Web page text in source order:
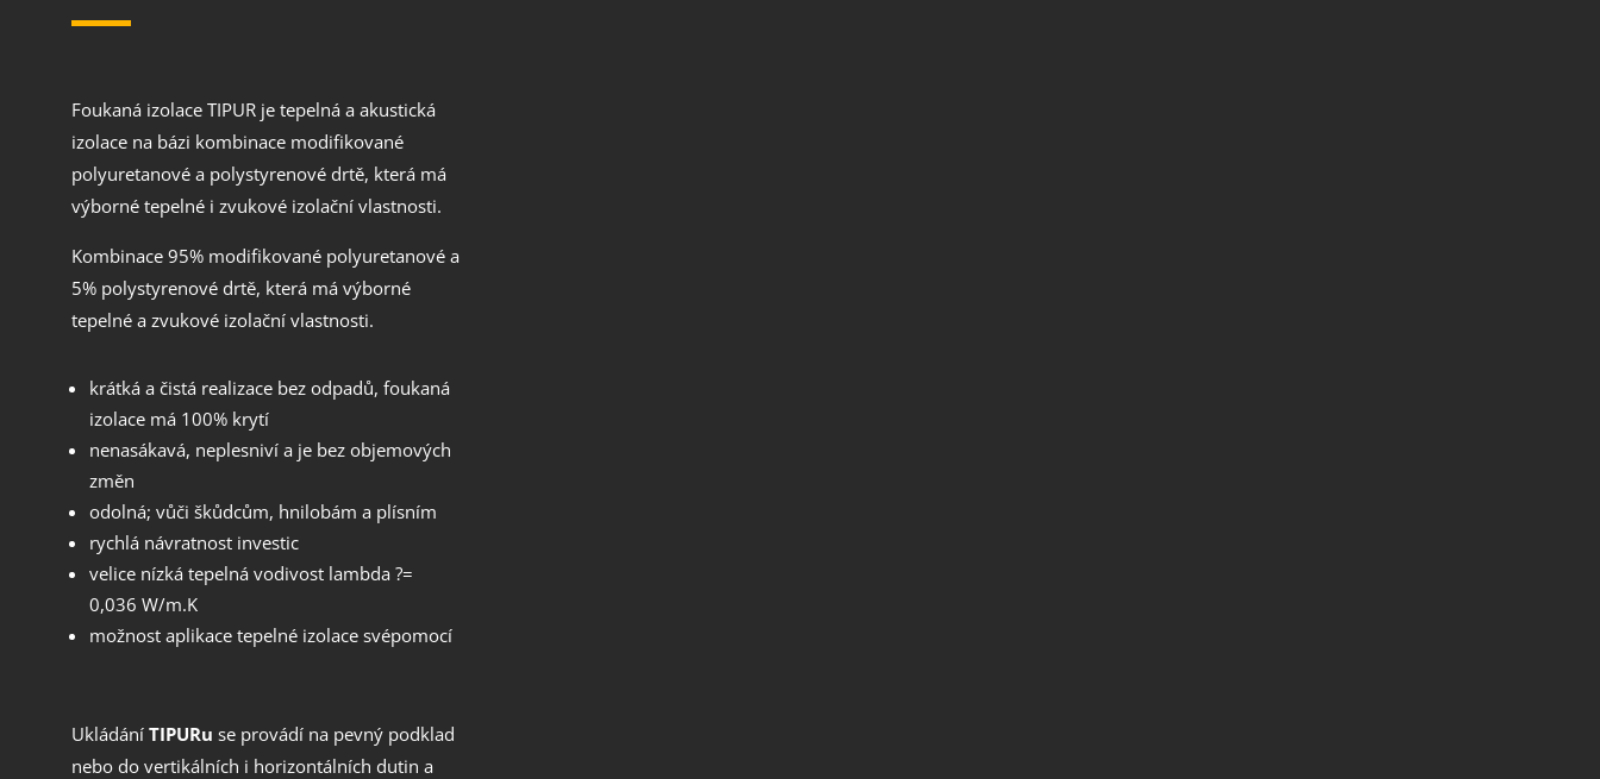
Foukaná izolace TIPUR je tepelná a akustická
izolace na bázi kombinace modifikované
polyuretanové a polystyrenové drtě, která má
výborné tepelné i zvukové izolační vlastnosti.
Kombinace 95% modifikované polyuretanové a
5% polystyrenové drtě, která má výborné
tepelné a zvukové izolační vlastnosti.
krátká a čistá realizace bez odpadů, foukaná
izolace má 100% krytí
nenasákavá, neplesniví a je bez objemových
změn
odolná; vůči škůdcům, hnilobám a plísním
rychlá návratnost investic
velice nízká tepelná vodivost lambda ?=
0,036 W/m.K
možnost aplikace tepelné izolace svépomocí
Ukládání TIPURu se provádí na pevný podklad
nebo do vertikálních i horizontálních dutin a